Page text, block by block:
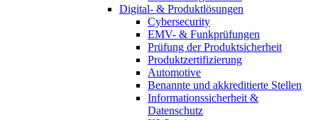
Digital- & Produktlösungen
Cybersecurity
EMV- & Funkprüfungen
Prüfung der Produktsicherheit
Produktzertifizierung
Automotive
Benannte und akkreditierte Stellen
Informationssicherheit &
Datenschutz